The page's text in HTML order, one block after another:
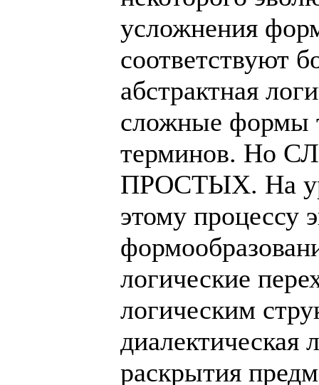
усложнения
соответствуют
абстрактная
сложные формы
терминов. Но
ПРОСТЫХ. На
этому процессу
логические
логическим
диалектическая
раскрытия